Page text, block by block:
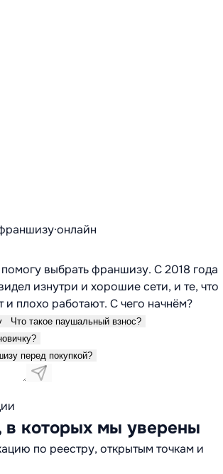
·онлайн
выбрать франшизу. С 2018 года
изнутри и хорошие сети, и те, что
плохо работают. С чего начнём?
Что такое паушальный взнос?
перед покупкой?
которых мы уверены
по реестру, открытым точкам и